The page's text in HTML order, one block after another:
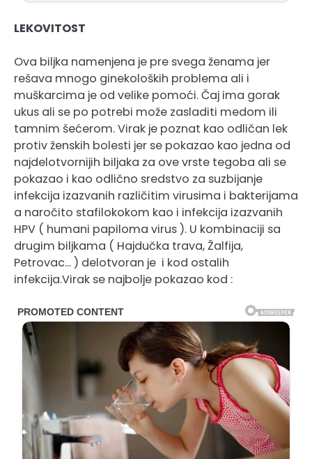
LEKOVITOST
Ova biljka namenjena je pre svega ženama jer
rešava mnogo ginekoloških problema ali i
muškarcima je od velike pomoći. Čaj ima gorak
ukus ali se po potrebi može zasladiti medom ili
tamnim šećerom. Virak je poznat kao odličan lek
protiv ženskih bolesti jer se pokazao kao jedna od
najdelotvornijih biljaka za ove vrste tegoba ali se
pokazao i kao odlično sredstvo za suzbijanje
infekcija izazvanih različitim virusima i bakterijama
a naročito stafilokokom kao i infekcija izazvanih
HPV ( humani papiloma virus ). U kombinaciji sa
drugim biljkama ( Hajdučka trava, Žalfija,
Petrovac… ) delotvoran je i kod ostalih
infekcija.Virak se najbolje pokazao kod :